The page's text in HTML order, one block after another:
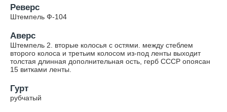
Реверс
Штемпель Ф-104
Аверс
Штемпель 2. вторые колосья с остями. между стеблем
второго колоса и третьим колосом из-под ленты выходит
толстая длинная дополнительная ость, герб СССР опоясан
15 витками ленты.
Гурт
рубчатый